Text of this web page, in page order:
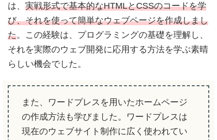
は、 実戦形式で基本的なHTMLとCSSのコードを学
び、それを使って簡単なウェブページを作成しまし
た。この経験は、プログラミングの基礎を理解し、
それを実際のウェブ開発に応用する方法を学ぶ素晴
らしい機会でした。
また、ワードプレスを用いたホームページ
の作成方法も学びました。ワードプレスは
現在のウェブサイト制作に広く使われてい